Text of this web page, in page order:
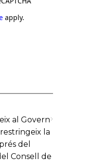
apply.
al Govern
la
del
Consell de